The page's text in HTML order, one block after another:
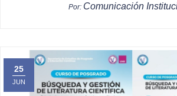
Por: Comunicación
25
JUN